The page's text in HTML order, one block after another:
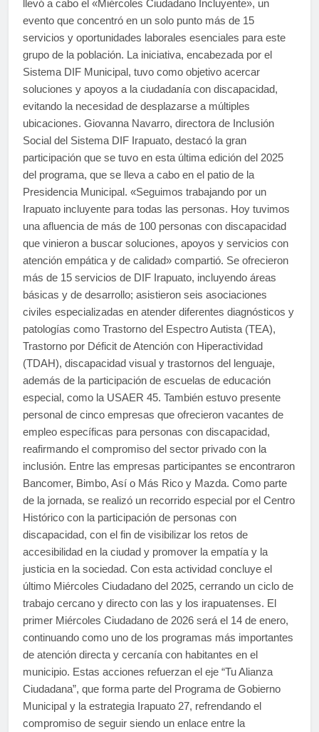
llevó a cabo el «Miércoles Ciudadano Incluyente», un
evento que concentró en un solo punto más de 15
servicios y oportunidades laborales esenciales para este
grupo de la población. La iniciativa, encabezada por el
Sistema DIF Municipal, tuvo como objetivo acercar
soluciones y apoyos a la ciudadanía con discapacidad,
evitando la necesidad de desplazarse a múltiples
ubicaciones. Giovanna Navarro, directora de Inclusión
Social del Sistema DIF Irapuato, destacó la gran
participación que se tuvo en esta última edición del 2025
del programa, que se lleva a cabo en el patio de la
Presidencia Municipal. «Seguimos trabajando por un
Irapuato incluyente para todas las personas. Hoy tuvimos
una afluencia de más de 100 personas con discapacidad
que vinieron a buscar soluciones, apoyos y servicios con
atención empática y de calidad» compartió. ​Se ofrecieron
más de 15 servicios de DIF Irapuato, incluyendo áreas
básicas y de desarrollo; asistieron seis asociaciones
civiles especializadas en atender diferentes diagnósticos y
patologías como Trastorno del Espectro Autista (TEA),
Trastorno por Déficit de Atención con Hiperactividad
(TDAH), discapacidad visual y trastornos del lenguaje,
además de la participación de escuelas de educación
especial, como la USAER 45. ​También estuvo presente
personal de cinco empresas que ofrecieron vacantes de
empleo específicas para personas con discapacidad,
reafirmando el compromiso del sector privado con la
inclusión. Entre las empresas participantes se encontraron
Bancomer, Bimbo, Así o Más Rico y Mazda. ​Como parte
de la jornada, se realizó un recorrido especial por el Centro
Histórico con la participación de personas con
discapacidad, con el fin de visibilizar los retos de
accesibilidad en la ciudad y promover la empatía y la
justicia en la sociedad. Con esta actividad concluye el
último Miércoles Ciudadano del 2025, cerrando un ciclo de
trabajo cercano y directo con las y los irapuatenses. El
primer Miércoles Ciudadano de 2026 será el 14 de enero,
continuando como uno de los programas más importantes
de atención directa y cercanía con habitantes en el
municipio. ​Estas acciones refuerzan el eje “Tu Alianza
Ciudadana”, que forma parte del Programa de Gobierno
Municipal y la estrategia Irapuato 27, refrendando el
compromiso de seguir siendo un enlace entre la